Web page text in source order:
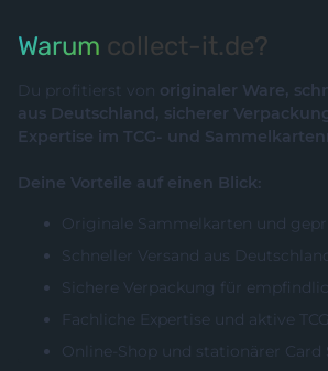
Warum collect-it.de?
Du profitierst von originaler Ware,
aus Deutschland, sicherer
Expertise im TCG- und
Deine Vorteile auf einen Blick:
Originale Sammelkarten und
Schneller Versand aus
Sichere Verpackung für
Fachliche Expertise und aktive
Online-Shop und stationärer